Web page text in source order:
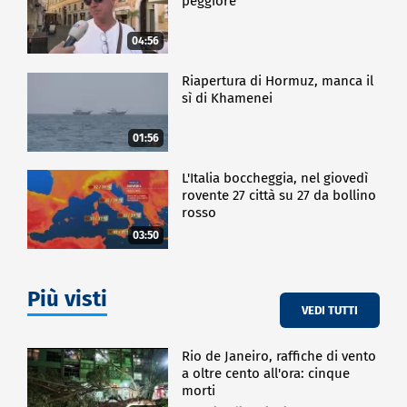
04:56
01:56
Riapertura di Hormuz, manca il
sì di Khamenei
03:50
L'Italia boccheggia, nel giovedì
rovente 27 città su 27 da bollino
rosso
Più visti VEDI TUTTI
Rio de Janeiro, raffiche di vento
a oltre cento all'ora: cinque
morti